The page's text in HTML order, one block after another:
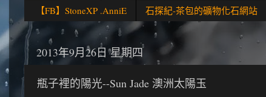
【FB】StoneXP .AnniE 石探紀-茶包的礦物化石網站
2013年9月26日 星期四
瓶子裡的陽光--Sun Jade 澳洲太陽玉